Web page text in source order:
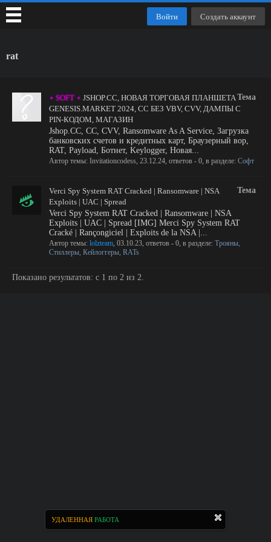
УДАЛЕННАЯ РАБОТА
rat
Тема
⋆ SOFT ⋆ JSHOP.CC, НОВАЯ ТОРГОВАЯ ПЛАНШЕТА
GENESIS.MARKET 2024, CC БЕЗ VBV, CVV, ДАМПЫ С
PIN-КОДОМ, МАГАЗИН
Jshop.CC, CC, CVV, Ransomware As A Service, Загрузка
банковских счетов и кредитных карт, Браузерный вор,
RAT, Payload, Ботнет, Keylogger, Новая...
Автор темы: Invitationcodess, 23.12.24, ответов - 0, в разделе: Софт
Тема
Verci Spy System RAT Cracked | Ransomware | NSA
Exploits | UAC | Spread
Verci Spy System RAT Cracked | Ransomware | NSA
Exploits | UAC | Spread [IMG] Merci Spy System RAT
Cracké | Rançongiciel | Exploits de la NSA |...
Автор темы: lolzteam, 03.10.23, ответов - 0, в разделе: Трояны,
Стиллеры, Кейлоггеры, RATs
Показано результатов: с 1 по 2 из 2.
Войти Создать аккаунт